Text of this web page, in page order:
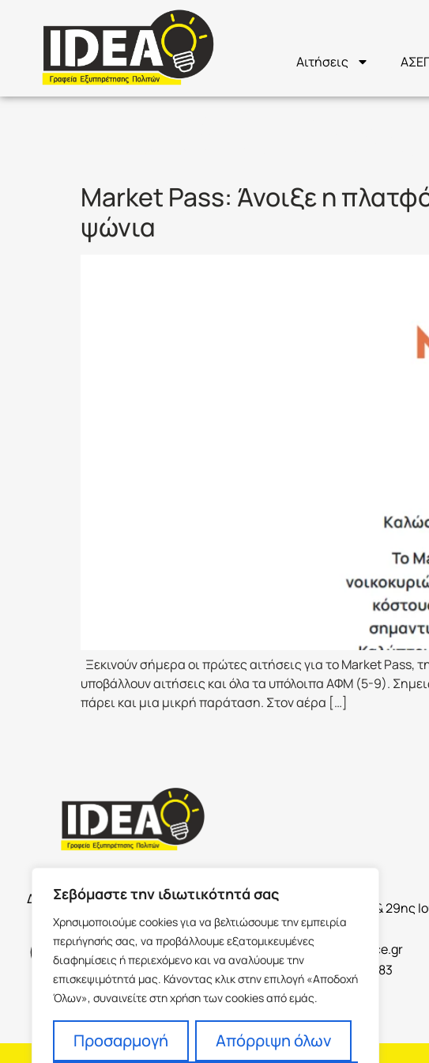
Σεβόμαστε την ιδιωτικότητά σας
Χρησιμοποιούμε cookies για να βελτιώσουμε την εμπειρία
περιήγησής σας, να προβάλλουμε εξατομικευμένες
διαφημίσεις ή περιεχόμενο και να αναλύουμε την
επισκεψιμότητά μας. Κάνοντας κλικ στην επιλογή «Αποδοχή
Όλων», συναινείτε στη χρήση των cookies από εμάς.
Προσαρμογή Απόρριψη όλων
Αιτήσεις
Market Pass: Άνοιξε η
ψώνια
Ξεκινούν σήμερα οι πρώτες αιτήσεις για το Market
υποβάλλουν αιτήσεις και όλα τα υπόλοιπα ΑΦΜ (5-9).
πάρει και μια μικρή παράταση. Στον αέρα […]
Δευτέρα με Παρασκευή 09:00-17:00
Παύλου Μελά & 29ης
Ισόγειο 62100
info@ideaoffice.gr
+30 23213 02583